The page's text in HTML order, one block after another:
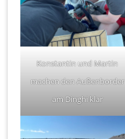
Konstantin und Martin
machen den Außenborder
am Dinghi klar